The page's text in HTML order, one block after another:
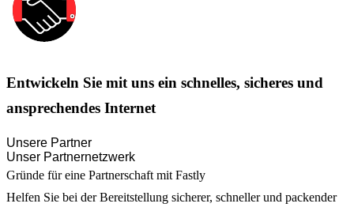
Entwickeln Sie mit uns ein schnelles, sicheres und
ansprechendes Internet
Unsere Partner
Unser Partnernetzwerk
Gründe für eine Partnerschaft mit Fastly
Helfen Sie bei der Bereitstellung sicherer, schneller und packender